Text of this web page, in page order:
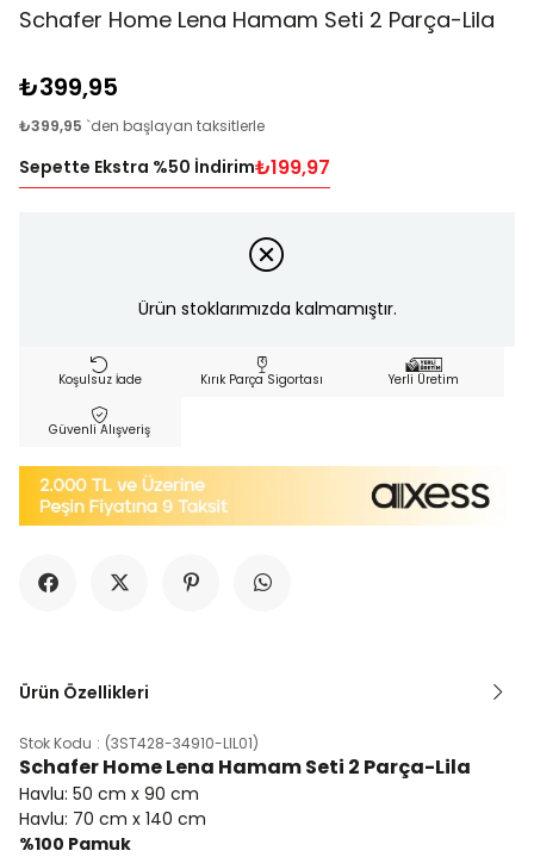
Schafer Home Lena Hamam Seti 2 Parça-Lila
₺399,95
₺399,95 `den başlayan taksitlerle
Sepette Ekstra %50 İndirim₺199,97
Ürün stoklarımızda kalmamıştır.
Koşulsuz İade Kırık Parça Sigortası Yerli Üretim
Güvenli Alışveriş
Ürün Özellikleri
Stok Kodu (3ST428-34910-LIL01)
Schafer Home Lena Hamam Seti 2 Parça-Lila
Havlu: 50 cm x 90 cm
Havlu: 70 cm x 140 cm
%100 Pamuk